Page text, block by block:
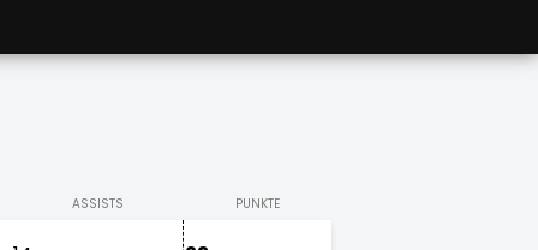
ASSISTS PUNKTE